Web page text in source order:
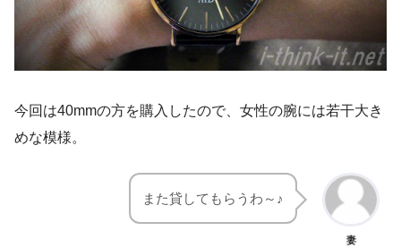
今回は40mmの方を購入したので、女性の腕には若干大き
めな模様。
また貸してもらうわ～♪
妻